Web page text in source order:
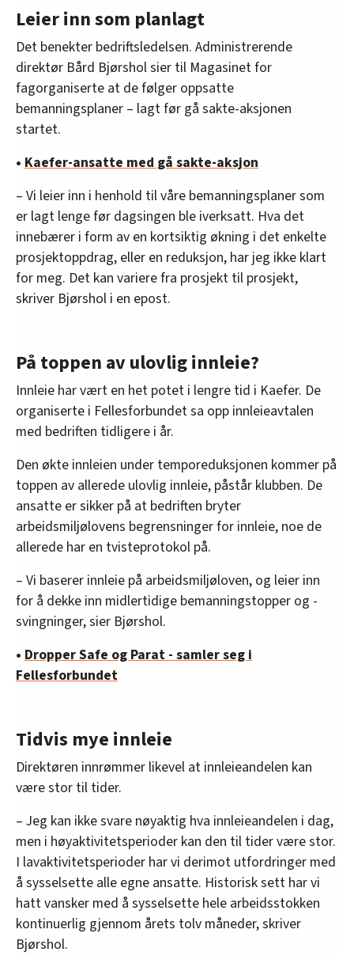
Leier inn som planlagt
Det benekter bedriftsledelsen. Administrerende
direktør Bård Bjørshol sier til Magasinet for
fagorganiserte at de følger oppsatte
bemanningsplaner – lagt før gå sakte-aksjonen
startet.
• Kaefer-ansatte med gå sakte-aksjon
– Vi leier inn i henhold til våre bemanningsplaner som
er lagt lenge før dagsingen ble iverksatt. Hva det
innebærer i form av en kortsiktig økning i det enkelte
prosjektoppdrag, eller en reduksjon, har jeg ikke klart
for meg. Det kan variere fra prosjekt til prosjekt,
skriver Bjørshol i en epost.
På toppen av ulovlig innleie?
Innleie har vært en het potet i lengre tid i Kaefer. De
organiserte i Fellesforbundet sa opp innleieavtalen
med bedriften tidligere i år.
Den økte innleien under temporeduksjonen kommer på
toppen av allerede ulovlig innleie, påstår klubben. De
ansatte er sikker på at bedriften bryter
arbeidsmiljølovens begrensninger for innleie, noe de
allerede har en tvisteprotokol på.
– Vi baserer innleie på arbeidsmiljøloven, og leier inn
for å dekke inn midlertidige bemanningstopper og -
svingninger, sier Bjørshol.
• Dropper Safe og Parat - samler seg i
Fellesforbundet
Tidvis mye innleie
Direktøren innrømmer likevel at innleieandelen kan
være stor til tider.
– Jeg kan ikke svare nøyaktig hva innleieandelen i dag,
men i høyaktivitetsperioder kan den til tider være stor.
I lavaktivitetsperioder har vi derimot utfordringer med
å sysselsette alle egne ansatte. Historisk sett har vi
hatt vansker med å sysselsette hele arbeidsstokken
kontinuerlig gjennom årets tolv måneder, skriver
Bjørshol.